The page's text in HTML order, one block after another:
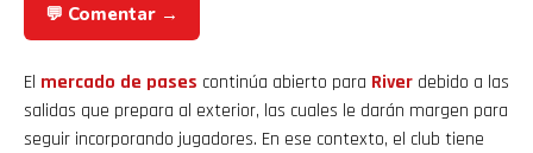
💬 Comentar →
El mercado de pases continúa abierto para River debido a las
salidas que prepara al exterior, las cuales le darán margen para
seguir incorporando jugadores. En ese contexto, el club tiene